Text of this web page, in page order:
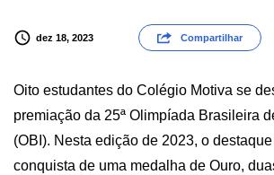
dez 18, 2023 Compartilhar
Oito estudantes do Colégio Motiva se
premiação da 25ª Olimpíada Brasileira
(OBI). Nesta edição de 2023, o
conquista de uma medalha de Ouro,